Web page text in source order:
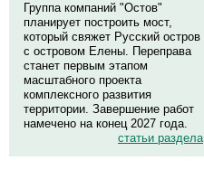
Группа компаний "Остов"
планирует построить мост,
который свяжет Русский остров
с островом Елены. Переправа
станет первым этапом
масштабного проекта
комплексного развития
территории. Завершение работ
намечено на конец 2027 года.
статьи раздела